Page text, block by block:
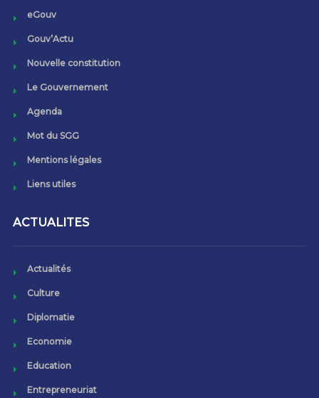
eGouv
Gouv’Actu
Nouvelle constitution
Le Gouvernement
Agenda
Mot du SGG
Mentions légales
Liens utiles
ACTUALITES
Actualités
Culture
Diplomatie
Economie
Education
Entrepreneuriat